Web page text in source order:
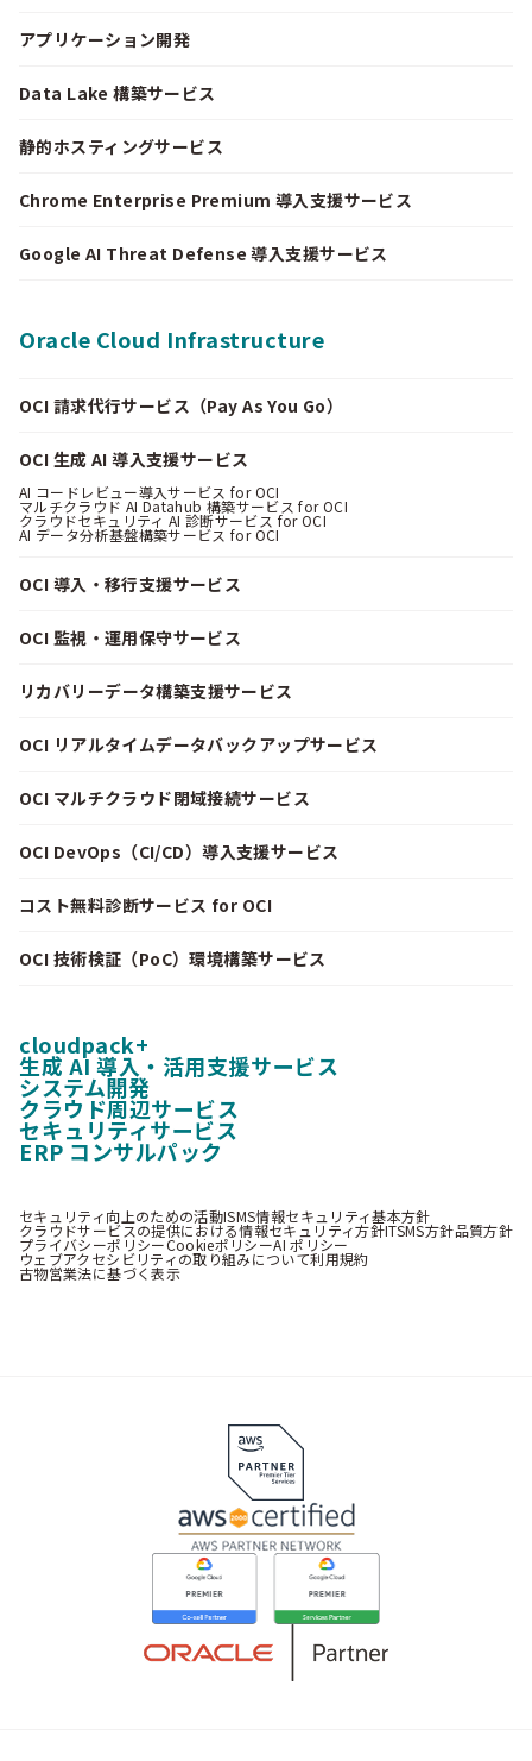
アプリケーション開発
Data Lake 構築サービス
静的ホスティングサービス
Chrome Enterprise Premium 導入支援サービス
Google AI Threat Defense 導入支援サービス
Oracle Cloud Infrastructure
OCI 請求代行サービス（Pay As You Go）
OCI 生成 AI 導入支援サービス
AI コードレビュー導入サービス for OCI
マルチクラウド AI Datahub 構築サービス for OCI
クラウドセキュリティ AI 診断サービス for OCI
AI データ分析基盤構築サービス for OCI
OCI 導入・移行支援サービス
OCI 監視・運用保守サービス
リカバリーデータ構築支援サービス
OCI リアルタイムデータバックアップサービス
OCI マルチクラウド閉域接続サービス
OCI DevOps（CI/CD）導入支援サービス
コスト無料診断サービス for OCI
OCI 技術検証（PoC）環境構築サービス
cloudpack+
生成 AI 導入・活用支援サービス
システム開発
クラウド周辺サービス
セキュリティサービス
ERP コンサルパック
セキュリティ向上のための活動ISMS情報セキュリティ基本方針
クラウドサービスの提供における情報セキュリティ方針ITSMS方針品質方針
プライバシーポリシーCookieポリシーAI ポリシー
ウェブアクセシビリティの取り組みについて利用規約
古物営業法に基づく表示